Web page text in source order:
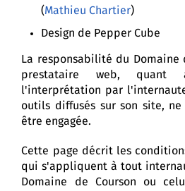
(Mathieu Chartier)
Design de Pepper Cube
La responsabilité du Domaine
prestataire web,
l'interprétation par
outils diffusés sur son site,
être engagée.
Cette page décrit les
qui s'appliquent à tout
Domaine de Courson ou